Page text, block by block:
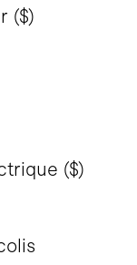
($)
($)